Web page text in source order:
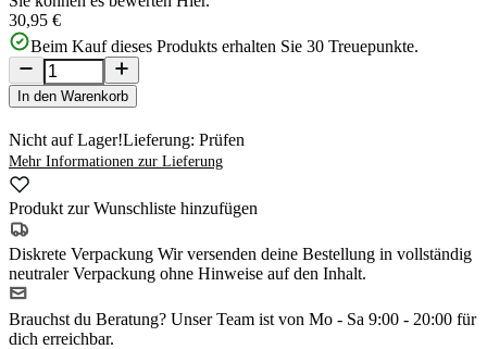
30,95 €
Beim Kauf dieses Produkts erhalten Sie 30 Treuepunkte.
In den Warenkorb
Nicht auf Lager!Lieferung: Prüfen
Mehr Informationen zur Lieferung
Produkt zur Wunschliste hinzufügen
Diskrete Verpackung Wir versenden deine Bestellung in vollständig
neutraler Verpackung ohne Hinweise auf den Inhalt.
Brauchst du Beratung? Unser Team ist von Mo - Sa 9:00 - 20:00 für
dich erreichbar.